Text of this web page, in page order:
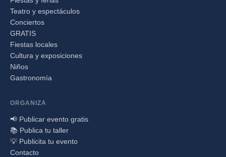
Teatro y espectáculos
Conciertos
GRATIS
Fiestas locales
Cultura y exposiciones
Niños
Gastronomía
ORGANIZA
📢 Publicar evento gratis
📚 Publica tu taller
💡 Publicita tu evento
Contacto